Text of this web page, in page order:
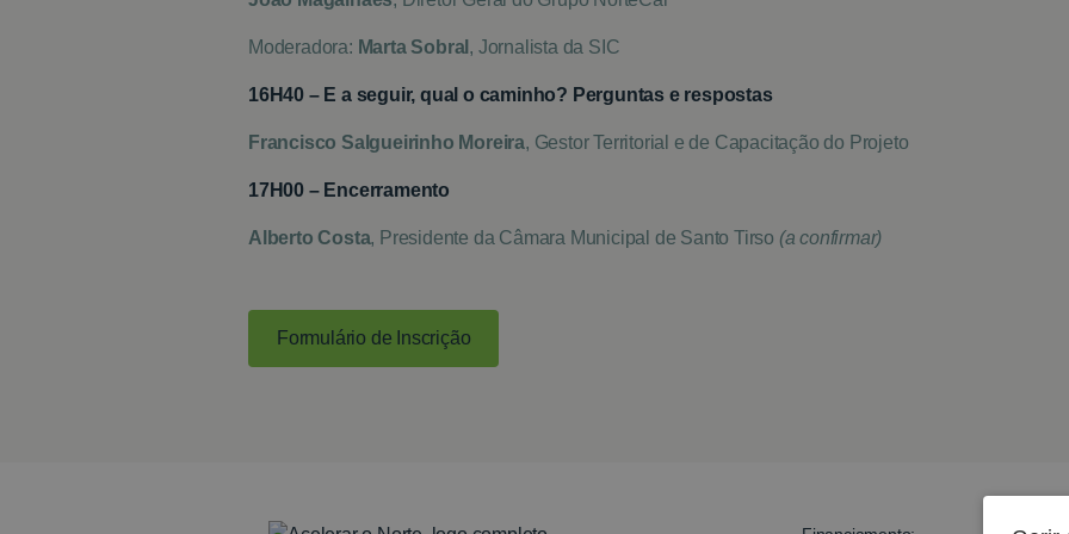
Moderadora: Marta Sobral , Jornalista da SIC
16H40 – E a seguir, qual o caminho? Perguntas e respostas
Francisco Salgueirinho Moreira, Gestor Territorial e de Capacitação do Projeto
17H00 – Encerramento
Alberto Costa, Presidente da Câmara Municipal de Santo Tirso (a confirmar)
Formulário de Inscrição